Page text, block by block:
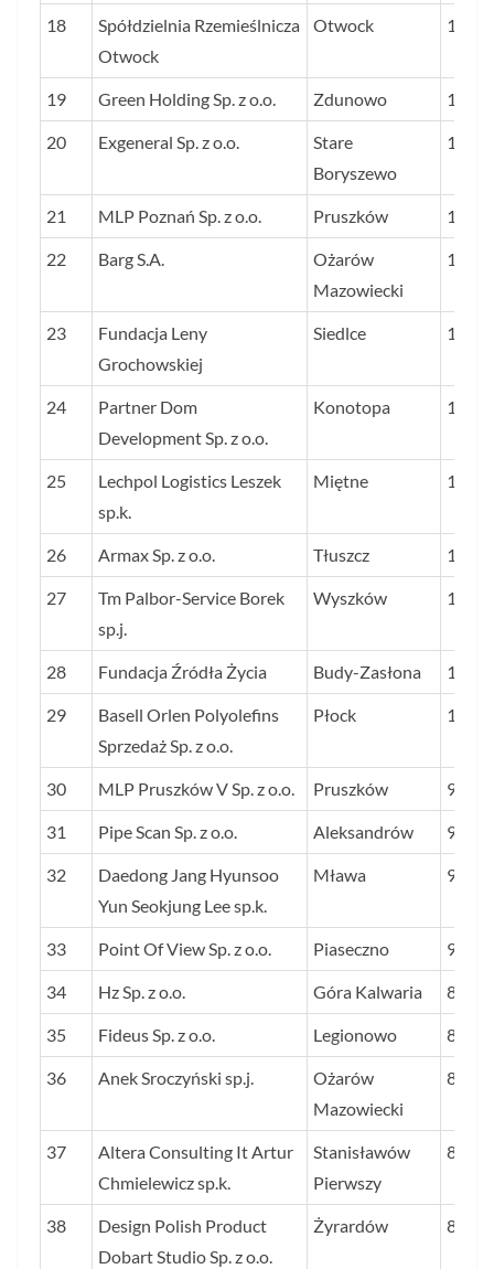
18
Spółdzielnia Rzemieślnicza
Otwock
Otwock 173
19 Green Holding Sp. z o.o. Zdunowo 160
20 Exgeneral Sp. z o.o.
Stare
Boryszewo
156
21 MLP Poznań Sp. z o.o. Pruszków 148
22 Barg S.A.
Ożarów
Mazowiecki
140
23
Fundacja Leny
Grochowskiej
Siedlce 118
24
Partner Dom
Development Sp. z o.o.
Konotopa 113
25
Lechpol Logistics Leszek
sp.k.
Miętne 113
26 Armax Sp. z o.o. Tłuszcz 109
27
Tm Palbor-Service Borek
sp.j.
Wyszków 105
28 Fundacja Źródła Życia Budy-Zasłona 103
29
Basell Orlen Polyolefins
Sprzedaż Sp. z o.o.
Płock 101
30 MLP Pruszków V Sp. z o.o. Pruszków 94
31 Pipe Scan Sp. z o.o. Aleksandrów 91
32
Daedong Jang Hyunsoo
Yun Seokjung Lee sp.k.
Mława 90
33 Point Of View Sp. z o.o. Piaseczno 90
34 Hz Sp. z o.o. Góra Kalwaria 88
35 Fideus Sp. z o.o. Legionowo 88
36 Anek Sroczyński sp.j.
Ożarów
Mazowiecki
87
37
Altera Consulting It Artur
Chmielewicz sp.k.
Stanisławów
Pierwszy
82
38
Design Polish Product
Dobart Studio Sp. z o.o.
Żyrardów 81